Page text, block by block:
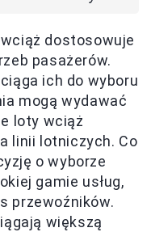
dostosowuje
pasażerów.
ich do wyboru
mogą wydawać
loty wciąż
linii lotniczych. Co
o wyborze
gamie usług,
przewoźników.
większą